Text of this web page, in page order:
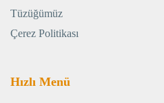
Tüzüğümüz
Çerez Politikası
Hızlı Menü